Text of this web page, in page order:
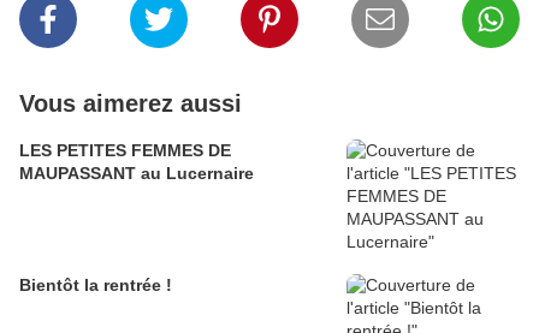
Vous aimerez aussi
LES PETITES FEMMES DE
MAUPASSANT au Lucernaire
Bientôt la rentrée !